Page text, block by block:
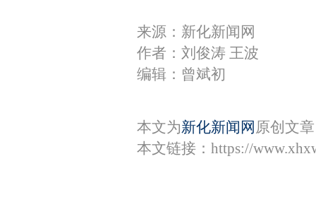
来源：新化新闻网
作者：刘俊涛 王波
编辑：曾斌初
本文为新化新闻网 原创文
本文链接： https://